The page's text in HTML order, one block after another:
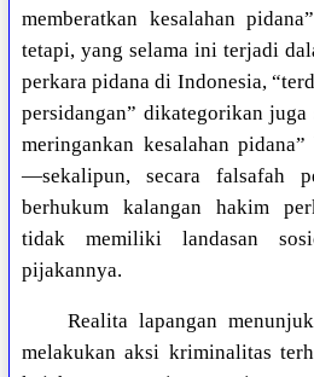
memberatkan kesalahan
tetapi, yang selama ini terjadi
perkara pidana di Indonesia,
persidangan” dikategorikan juga
meringankan kesalahan
—sekalipun, secara falsafah
berhukum kalangan hakim
tidak memiliki landasan
pijakannya.
Realita lapangan
melakukan aksi kriminalitas